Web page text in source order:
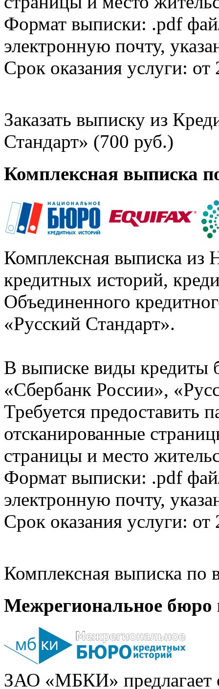
Формат выписки: .pdf
электронную почту,
Срок оказания услуги: от
Заказать выписку из
Стандарт» (700 руб.)
Комплексная выписка
Комплексная выписка из
кредитных историй,
Объединенного
«Русский Стандарт».
В выписке виды кредиты
«Сбербанк России»,
Требуется предоставить
отсканированные
страницы и место
Формат выписки: .pdf
электронную почту,
Срок оказания услуги: от
Комплексная выписка
Межрегиональное бюро
ЗАО «МБКИ» предлагает